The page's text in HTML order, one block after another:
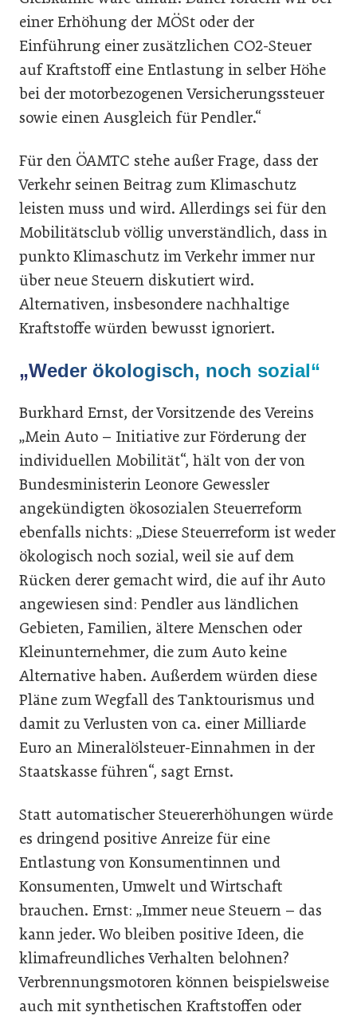
einer Erhöhung der MÖSt oder der
Einführung einer zusätzlichen CO2-Steuer
auf Kraftstoff eine Entlastung in selber Höhe
bei der motorbezogenen Versicherungssteuer
sowie einen Ausgleich für Pendler.“
Für den ÖAMTC stehe außer Frage, dass der
Verkehr seinen Beitrag zum Klimaschutz
leisten muss und wird. Allerdings sei für den
Mobilitätsclub völlig unverständlich, dass in
punkto Klimaschutz im Verkehr immer nur
über neue Steuern diskutiert wird.
Alternativen, insbesondere nachhaltige
Kraftstoffe würden bewusst ignoriert.
„Weder ökologisch, noch sozial“
Burkhard Ernst, der Vorsitzende des Vereins
„Mein Auto – Initiative zur Förderung der
individuellen Mobilität“, hält von der von
Bundesministerin Leonore Gewessler
angekündigten ökosozialen Steuerreform
ebenfalls nichts: „Diese Steuerreform ist weder
ökologisch noch sozial, weil sie auf dem
Rücken derer gemacht wird, die auf ihr Auto
angewiesen sind: Pendler aus ländlichen
Gebieten, Familien, ältere Menschen oder
Kleinunternehmer, die zum Auto keine
Alternative haben. Außerdem würden diese
Pläne zum Wegfall des Tanktourismus und
damit zu Verlusten von ca. einer Milliarde
Euro an Mineralölsteuer-Einnahmen in der
Staatskasse führen“, sagt Ernst.
Statt automatischer Steuererhöhungen würde
es dringend positive Anreize für eine
Entlastung von Konsumentinnen und
Konsumenten, Umwelt und Wirtschaft
brauchen. Ernst: „Immer neue Steuern – das
kann jeder. Wo bleiben positive Ideen, die
klimafreundliches Verhalten belohnen?
Verbrennungsmotoren können beispielsweise
auch mit synthetischen Kraftstoffen oder